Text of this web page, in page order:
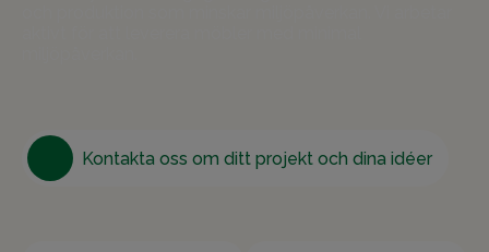
Kontakta oss om ditt projekt och dina idéer